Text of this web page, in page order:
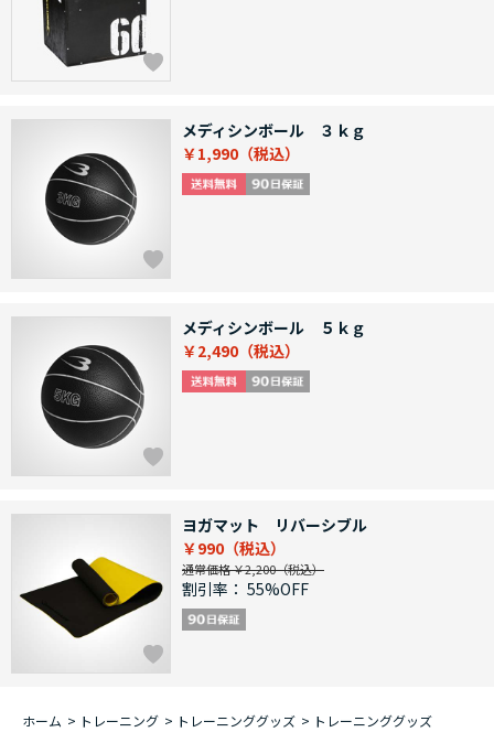
メディシンボール ３ｋｇ
￥1,990
メディシンボール ５ｋｇ
￥2,490
ヨガマット リバーシブル
￥990
通常価格 ￥2,200
割引率： 55%OFF
ホーム > トレーニング > トレーニンググッズ > トレーニンググッズ